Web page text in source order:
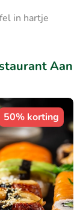
in hartje
Aan
50% korting